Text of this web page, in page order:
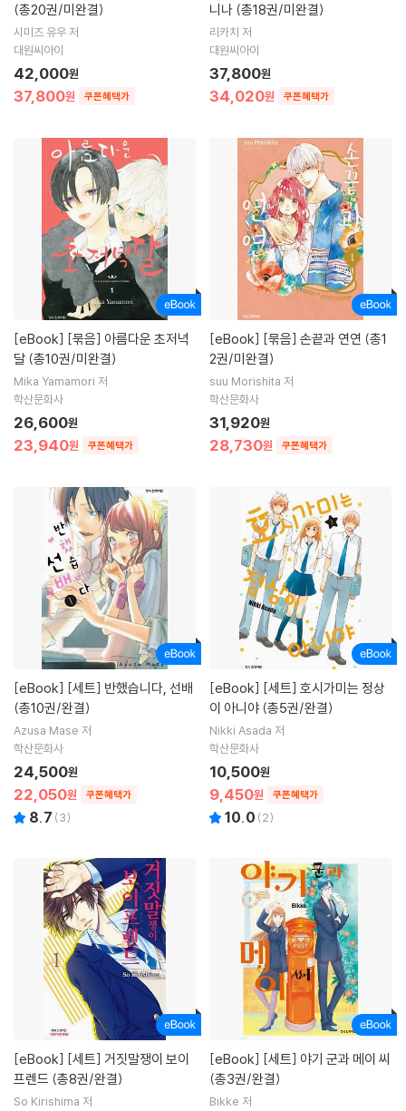
(총20권/미완결)
시미즈 유우 저
대원씨아이
37,800원 쿠폰혜택가
42,000원
니나 (총18권/미완결)
리카치 저
대원씨아이
34,020원 쿠폰혜택가
37,800원
[eBook]
달 (총10권/미완결)
Mika Yamamori 저
학산문화사
23,940원 쿠폰혜택가
26,600원
[eBook]
2권/미완결)
suu Morishita 저
학산문화사
28,730원 쿠폰혜택가
31,920원
[eBook]
(총10권/완결)
Azusa Mase 저
학산문화사
22,050원 쿠폰혜택가
24,500원
8.7 (3)
[eBook]
이 아니야 (총5권/완결)
Nikki Asada 저
학산문화사
9,450원 쿠폰혜택가
10,500원
10.0 (2)
[eBook]
프렌드 (총8권/완결)
So Kirishima 저
[eBook]
(총3권/완결)
Bikke 저